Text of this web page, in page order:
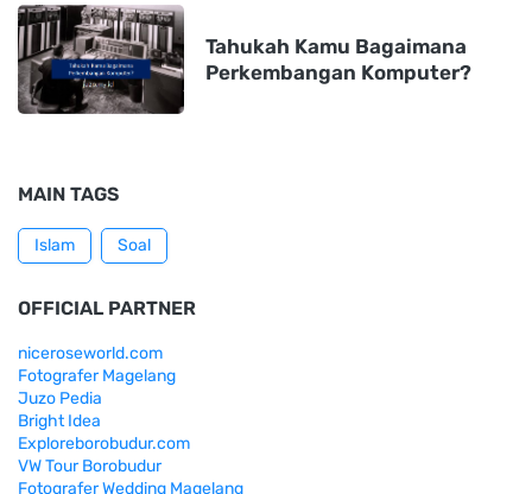
Tahukah Kamu Bagaimana
Perkembangan Komputer?
MAIN TAGS
Islam Soal
OFFICIAL PARTNER
niceroseworld.com
Fotografer Magelang
Juzo Pedia
Bright Idea
Exploreborobudur.com
VW Tour Borobudur
Fotografer Wedding Magelang